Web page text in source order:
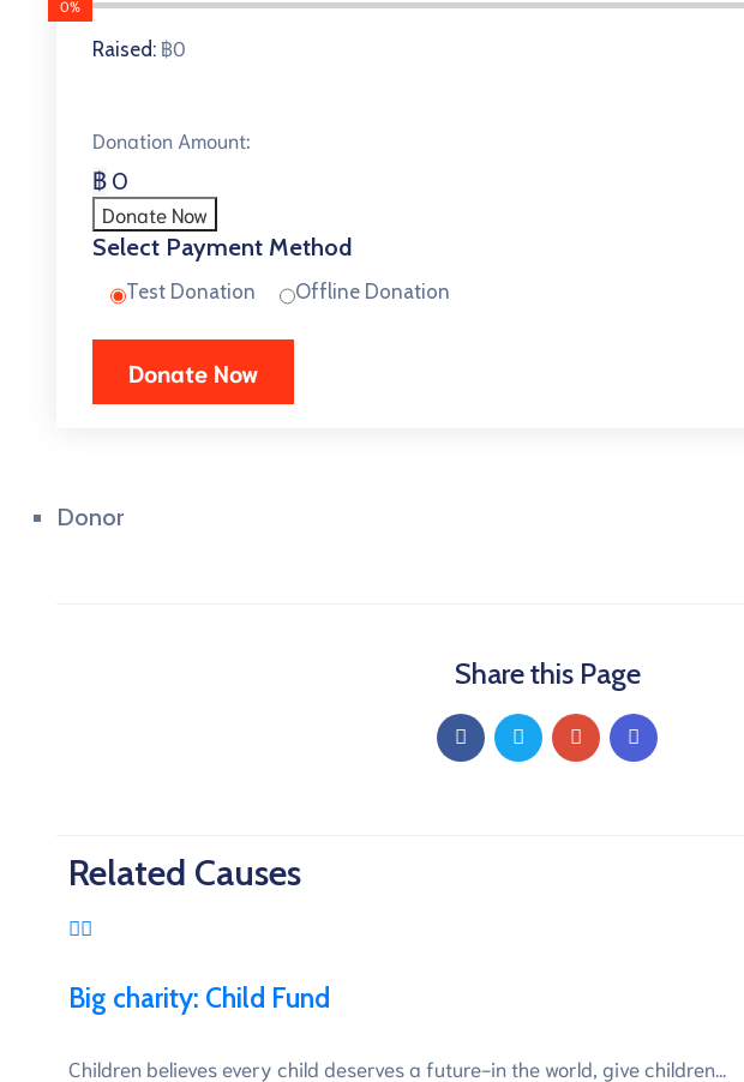
0%
Raised: ฿0
Donation Amount:
฿ 0
Donate Now
Select Payment Method
Test Donation Offline Donation
Donor
Share this Page
Related Causes
Big charity: Child Fund
Children believes every child deserves a future-in the world, give children...